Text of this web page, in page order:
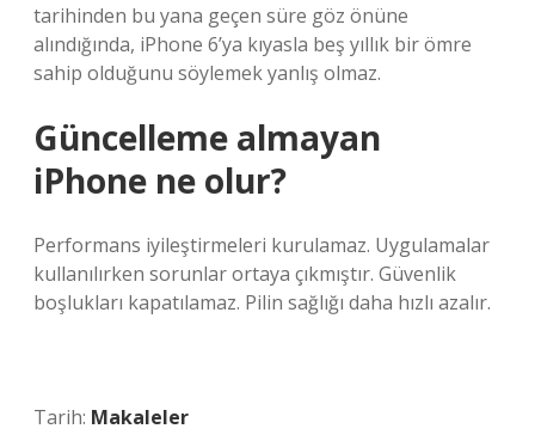
tarihinden bu yana geçen süre göz önüne
alındığında, iPhone 6’ya kıyasla beş yıllık bir ömre
sahip olduğunu söylemek yanlış olmaz.
Güncelleme almayan
iPhone ne olur?
Performans iyileştirmeleri kurulamaz. Uygulamalar
kullanılırken sorunlar ortaya çıkmıştır. Güvenlik
boşlukları kapatılamaz. Pilin sağlığı daha hızlı azalır.
Tarih: Makaleler